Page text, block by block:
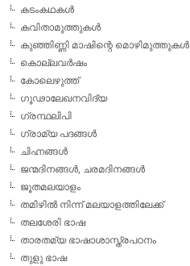
കടംകഥകള്‍
കവിതാമുത്തുകള്‍
കുഞ്ഞിണ്ണി മാഷിന്റെ മൊഴിമുത്തുകള്‍
കൊല്ലവര്‍ഷം
കോലെഴുത്ത്
ഗൂഢാലേഖനവിദ്യ
ഗ്രന്ഥലിപി
ഗ്രാമ്യ പദങ്ങള്‍
ചിഹ്നങ്ങള്‍
ജന്മദിനങ്ങള്‍, ചരമദിനങ്ങള്‍
ജൂതമലയാളം
തമിഴില്‍ നിന്ന് മലയാളത്തിലേക്ക്
തലശേരി ഭാഷ
താരതമ്യ ഭാഷാശാസ്ത്രപഠനം
തുളു ഭാഷ